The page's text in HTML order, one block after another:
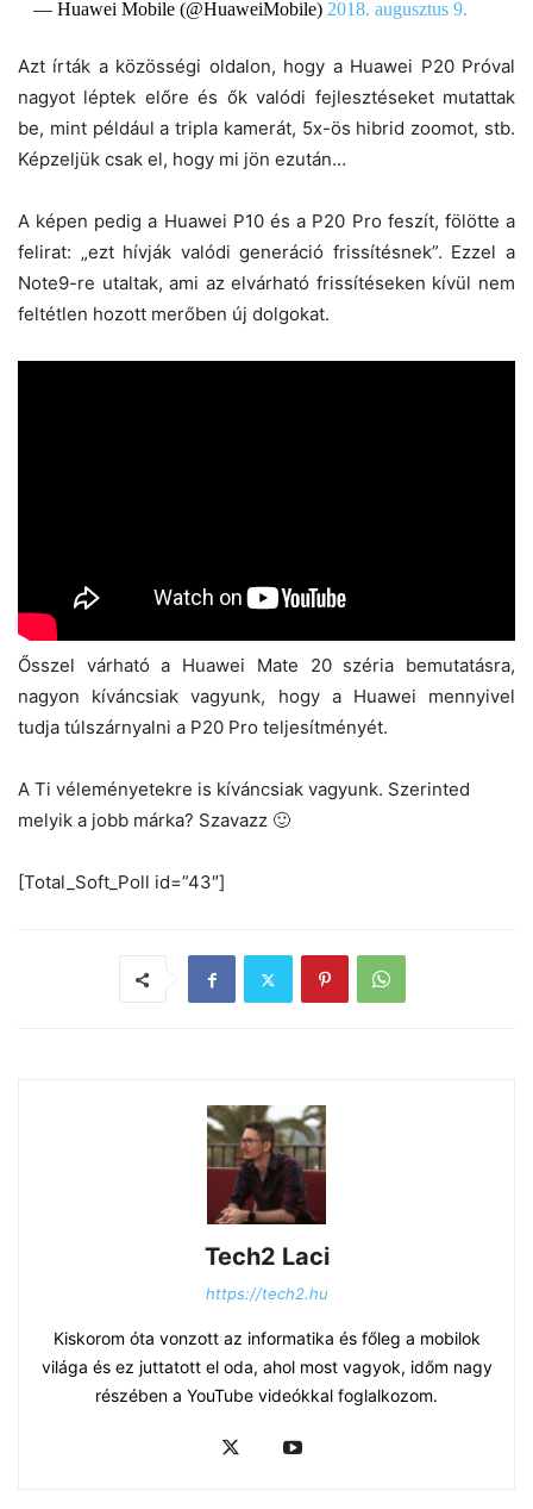
— Huawei Mobile (@HuaweiMobile) 2018. augusztus 9.
Azt írták a közösségi oldalon, hogy a Huawei P20 Próval
nagyot léptek előre és ők valódi fejlesztéseket mutattak
be, mint például a tripla kamerát, 5x-ös hibrid zoomot, stb.
Képzeljük csak el, hogy mi jön ezután…
A képen pedig a Huawei P10 és a P20 Pro feszít, fölötte a
felirat: „ezt hívják valódi generáció frissítésnek”. Ezzel a
Note9-re utaltak, ami az elvárható frissítéseken kívül nem
feltétlen hozott merőben új dolgokat.
Ősszel várható a Huawei Mate 20 széria bemutatásra,
nagyon kíváncsiak vagyunk, hogy a Huawei mennyivel
tudja túlszárnyalni a P20 Pro teljesítményét.
A Ti véleményetekre is kíváncsiak vagyunk. Szerinted
melyik a jobb márka? Szavazz 🙂
[Total_Soft_Poll id=”43″]
Tech2 Laci
https://tech2.hu
Kiskorom óta vonzott az informatika és főleg a mobilok
világa és ez juttatott el oda, ahol most vagyok, időm nagy
részében a YouTube videókkal foglalkozom.